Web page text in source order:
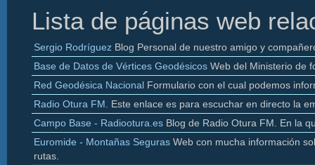
Lista de páginas web
Sergio Rodríguez Blog Personal de nuestro amigo y
Base de Datos de Vértices Geodésicos Web del Ministerio de
Red Geodésica Nacional Formulario con el cual podemos
Radio Otura FM. Este enlace es para escuchar en directo la
Campo Base - Radiootura.es Blog de Radio Otura FM. En la
Euromide - Montañas Seguras Web con mucha información
rutas.